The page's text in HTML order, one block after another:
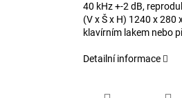
40 kHz +-2 dB,
(V x Š x H) 1240 x
klavírním lakem nebo
Detailní informace